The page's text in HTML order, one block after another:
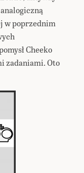
w poprzednim
Cheeko
zadaniami. Oto